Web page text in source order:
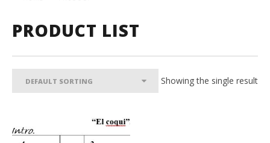
PRODUCT LIST
Showing the single result